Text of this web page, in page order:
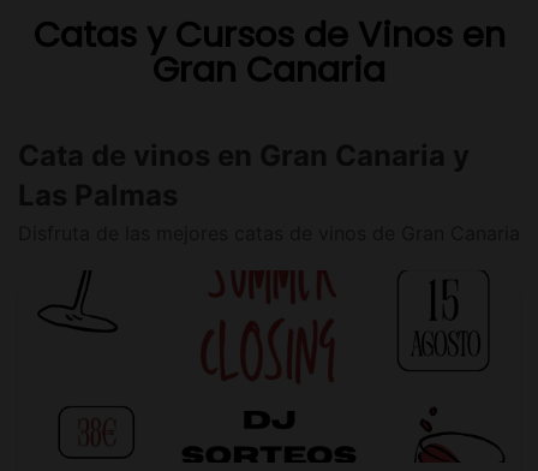
Catas y Cursos de Vinos en
Gran Canaria